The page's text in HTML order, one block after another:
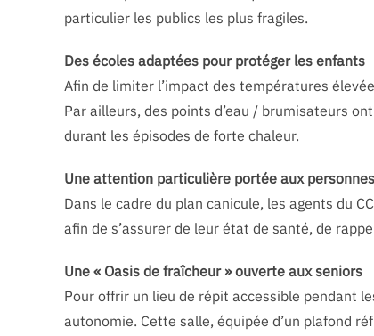
particulier les publics les plus fragiles.
Des écoles adaptées pour protéger les enfants
Afin de limiter l’impact des températures
Par ailleurs, des points d’eau / brumisateurs
durant les épisodes de forte chaleur.
Une attention particulière portée aux
Dans le cadre du plan canicule, les agents du
afin de s’assurer de leur état de santé, de
Une « Oasis de fraîcheur » ouverte aux seniors
Pour offrir un lieu de répit accessible pendant
autonomie. Cette salle, équipée d’un plafond